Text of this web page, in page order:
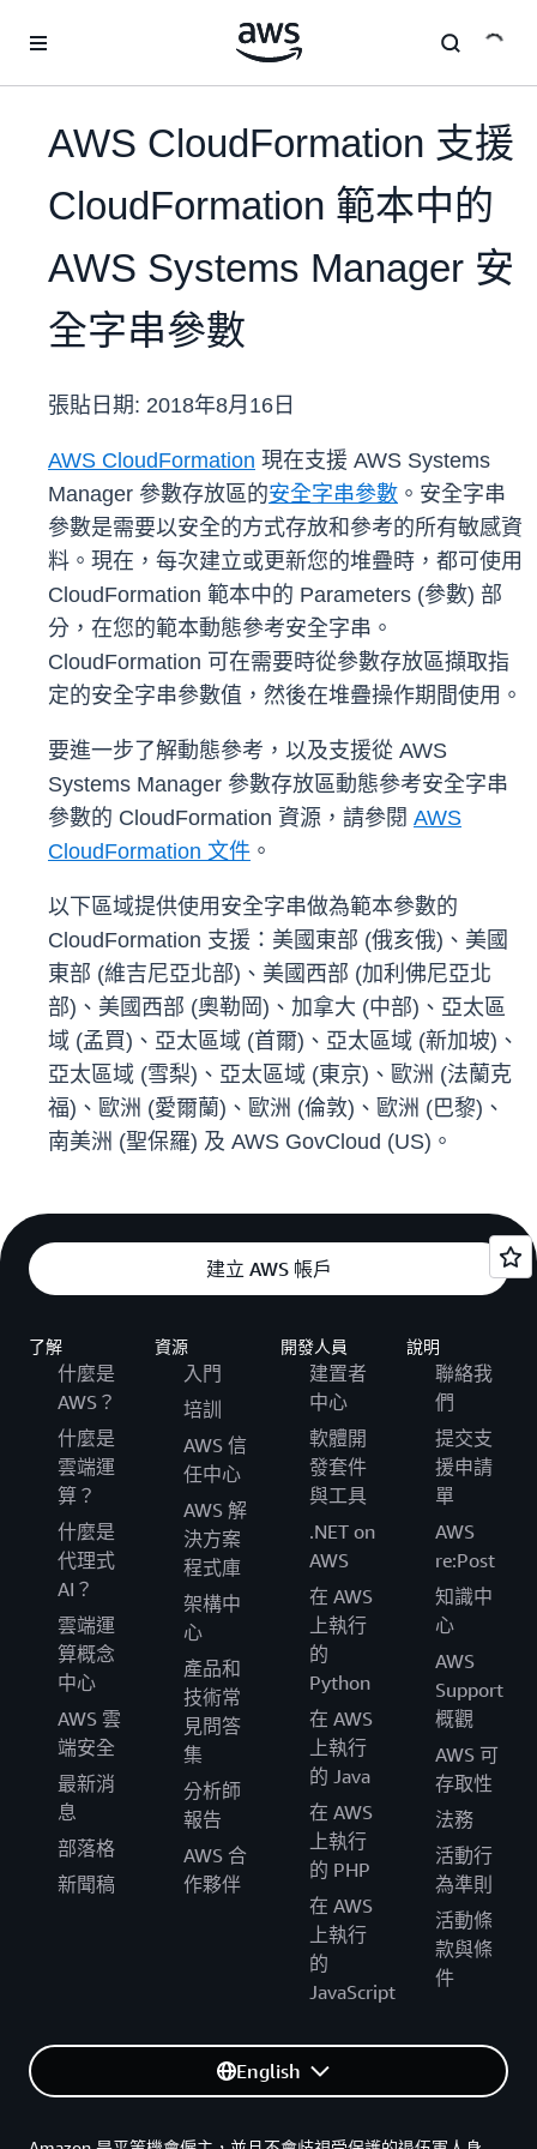
AWS CloudFormation 支援
CloudFormation 範本中的
AWS Systems Manager 安
全字串參數
張貼日期: 2018年8月16日
AWS CloudFormation 現在支援 AWS Systems
Manager 參數存放區的安全字串參數 。安全字串
參數是需要以安全的方式存放和參考的所有敏感資
料。現在，每次建立或更新您的堆疊時，都可使用
CloudFormation 範本中的 Parameters (參數) 部
分，在您的範本動態參考安全字串。
CloudFormation 可在需要時從參數存放區擷取指
定的安全字串參數值，然後在堆疊操作期間使用。
要進一步了解動態參考，以及支援從 AWS
Systems Manager 參數存放區動態參考安全字串
參數的 CloudFormation 資源，請參閱 AWS
CloudFormation 文件 。
以下區域提供使用安全字串做為範本參數的
CloudFormation 支援：美國東部 (俄亥俄)、美國
東部 (維吉尼亞北部)、美國西部 (加利佛尼亞北
部)、美國西部 (奧勒岡)、加拿大 (中部)、亞太區
域 (孟買)、亞太區域 (首爾)、亞太區域 (新加坡)、
亞太區域 (雪梨)、亞太區域 (東京)、歐洲 (法蘭克
福)、歐洲 (愛爾蘭)、歐洲 (倫敦)、歐洲 (巴黎)、
南美洲 (聖保羅) 及 AWS GovCloud (US)。
建立 AWS 帳戶
了解
什麼是
AWS？
什麼是
雲端運
算？
什麼是
代理式
AI？
雲端運
算概念
中心
AWS 雲
端安全
最新消
息
部落格
新聞稿
資源
入門
培訓
AWS 信
任中心
AWS 解
決方案
程式庫
架構中
心
產品和
技術常
見問答
集
分析師
報告
AWS 合
作夥伴
開發人員
建置者
中心
軟體開
發套件
與工具
.NET on
AWS
在 AWS
上執行
的
Python
在 AWS
上執行
的 Java
在 AWS
上執行
的 PHP
在 AWS
上執行
的
JavaScript
說明
聯絡我
們
提交支
援申請
單
AWS
re:Post
知識中
心
AWS
Support
概觀
AWS 可
存取性
法務
活動行
為準則
活動條
款與條
件
English